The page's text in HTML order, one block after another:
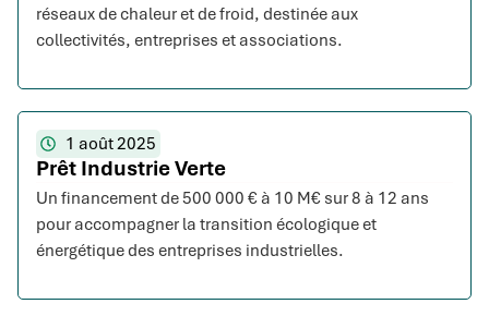
réseaux de chaleur et de froid, destinée aux
collectivités, entreprises et associations.
1 août 2025
Prêt Industrie Verte
Un financement de 500 000 € à 10 M€ sur 8 à 12 ans
pour accompagner la transition écologique et
énergétique des entreprises industrielles.